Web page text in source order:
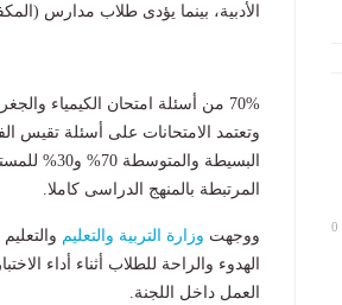
0
الأدبية، بينما يؤدى طلاب مدارس
70% من أسئلة امتحان الكيمياء والجغرافيا للمستويات المتوسطة
وتعتمد الامتحانات على أسئلة تقيس
البسيطة
المرتبطة بالمنهج الدراسى كاملا.
ووجهت وزارة التربية والتعليم
الهدوء والراحة للطلاب أثناء أداء
العمل داخل اللجنة.